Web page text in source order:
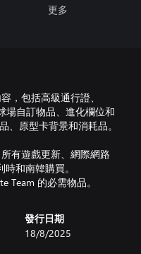
更多
，包括高級通行證、
場自訂物品、進化欄位和
、原型卡背景和消耗品。
所有遊戲更新、網際網路
和南韓購買。
Team 的必需物品。
發行日期
18/8/2025